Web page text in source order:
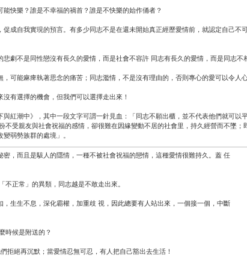
快樂？誰是不幸福的禍首？誰是不快樂的始作俑者？
成自我實現的預言。有多少同志不是在還未開始真正經歷愛情前，就認定自己不
劇不是同性戀沒有長久的愛情，而是社會不容許 同志有長久的愛情，而是同志不
可能麻痺執著思念的痛苦；同志濫情，不是沒有理由的，否則專心的愛可以令人
有選擇的機會，但我們可以選擇走出來！
紅潮中》，其中一段文字可謂一針見血：「同志不願出櫃，並不代表他們就可以
受親友與社會祝福的感情，卻很難在因緣變動不居的社會里，持久經營而不墜
弱勢族群的處境」。
，而且是駭人的隱情，一種不被社會祝福的戀情，這種愛情很難持久。蓋 任
正常」的異類，同志越是不敢走出來。
生生不息，深化霸權，加重歧 視，因此總要有人站出來，一個接一個，中斷
時候是附送的？
拒絕再沉默；當愛情忍無可忍，有人把自己豁出去生活！